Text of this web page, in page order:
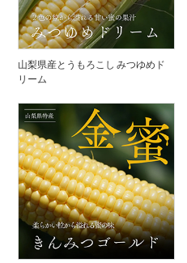
山梨県産とうもろこし みつゆめド
リーム